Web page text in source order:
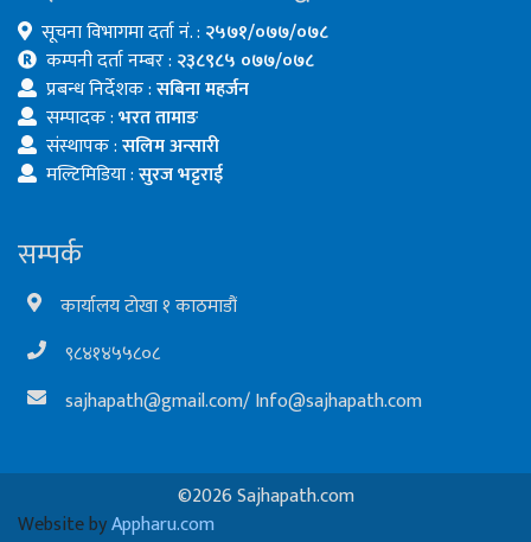
सूचना विभागमा दर्ता नं. : २५७१/०७७/०७८
कम्पनी दर्ता नम्बर : २३८९८५ ०७७/०७८
प्रबन्ध निर्देशक :सबिना महर्जन
सम्पादक :भरत तामाङ
संस्थापक :सलिम अन्सारी
मल्टिमिडिया :सुरज भट्टराई
सम्पर्क
कार्यालय टोखा १ काठमाडौं
९८४१४५५८०८
sajhapath@gmail.com/Info@sajhapath.com
©2026 Sajhapath.com
Website byAppharu.com